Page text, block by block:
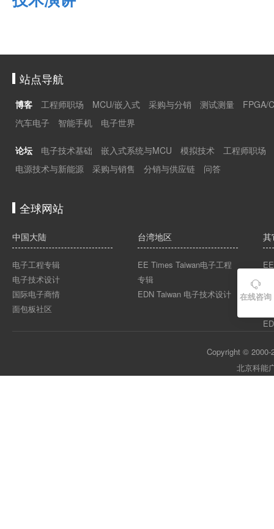
站点导航
博客 工程师职场 MCU/嵌入式 采购与分销 测试测量
FPGA/
汽车电子
智能手机 电子世界
论坛 电子技术基础 嵌入式系统与MCU 模拟技术
工程师职场
电源技术与新能源
采购与销售 分销与供应链 问答
全球网站
中国大陆
电子工程专辑
电子技术设计
国际电子商情
面包板社区
台湾地区
EE Times Taiwan电子工程
专辑
EDN Taiwan 电子技术设计
其
Copyright © 2000-
北京科能

在线咨询